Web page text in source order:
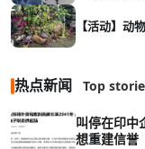
【活动】动
热点新闻 Top
叫停在印中
想重建信誉